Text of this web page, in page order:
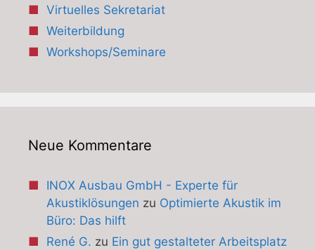
Virtuelles Sekretariat
Weiterbildung
Workshops/Seminare
Neue Kommentare
INOX Ausbau GmbH - Experte für
Akustiklösungen zu Optimierte Akustik im
Büro: Das hilft
René G. zu Ein gut gestalteter Arbeitsplatz